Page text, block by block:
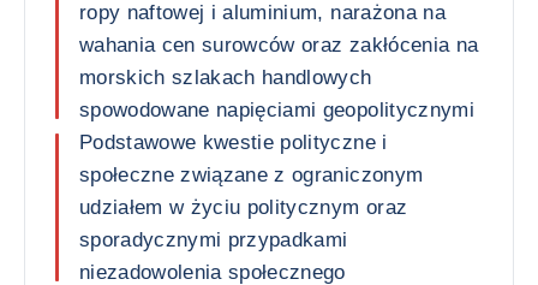
ropy naftowej i aluminium, narażona na
wahania cen surowców oraz zakłócenia na
morskich szlakach handlowych
spowodowane napięciami geopolitycznymi
Podstawowe kwestie polityczne i
społeczne związane z ograniczonym
udziałem w życiu politycznym oraz
sporadycznymi przypadkami
niezadowolenia społecznego